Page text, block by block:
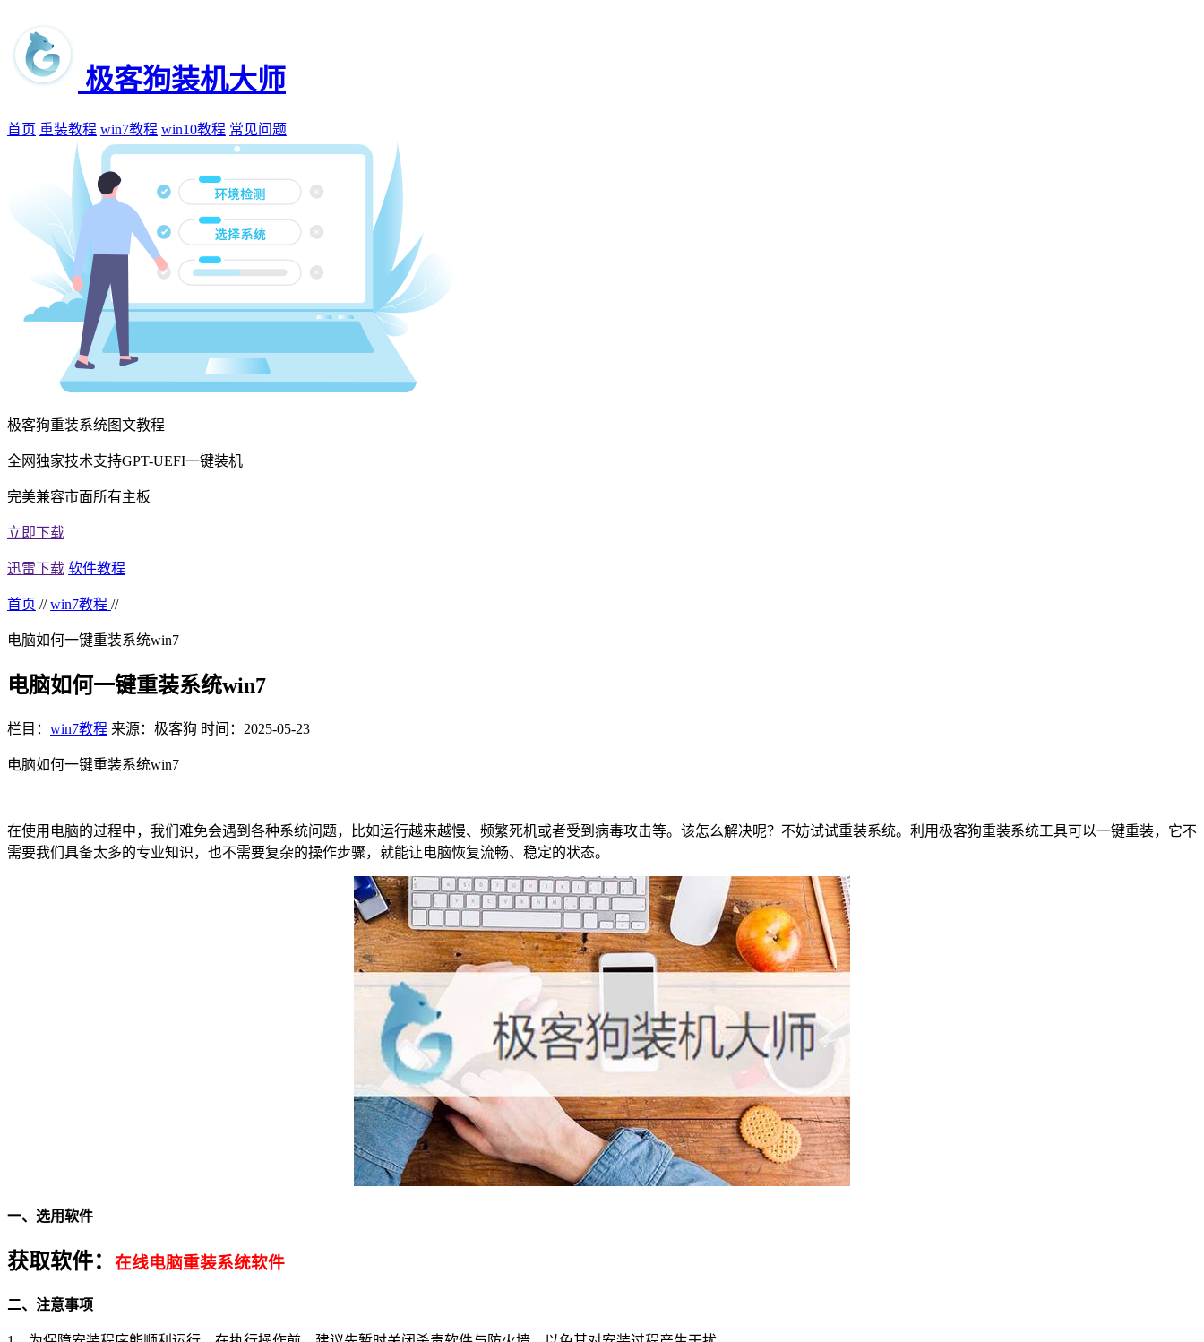
极客狗装机大师
首页 重装教程 win7教程 win10教程 常见问题
极客狗重装系统图文教程
全网独家技术支持GPT-UEFI一键装机
完美兼容市面所有主板
立即下载
迅雷下载 软件教程
首页 // win7教程 //
电脑如何一键重装系统win7
电脑如何一键重装系统win7
栏目： win7教程 来源：极客狗 时间：2025-05-23
电脑如何一键重装系统win7
在使用电脑的过程中，我们难免会遇到各种系统问题，比如运行越来越慢、频繁死机或者受到病毒攻击等。该怎么解决呢？不妨试试重装系统。利用极客狗重装系统工具可以一键重装，它不
需要我们具备太多的专业知识，也不需要复杂的操作步骤，就能让电脑恢复流畅、稳定的状态。
一、选用软件
获取软件： 在线电脑重装系统软件
二、注意事项